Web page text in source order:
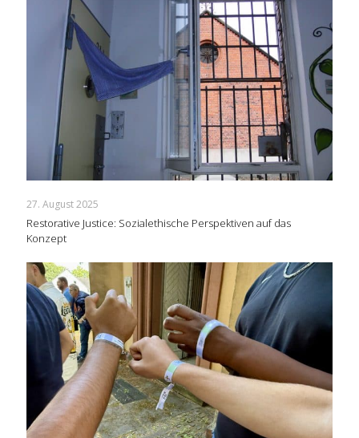
27. August 2025
Restorative Justice: Sozialethische Perspektiven auf das
Konzept